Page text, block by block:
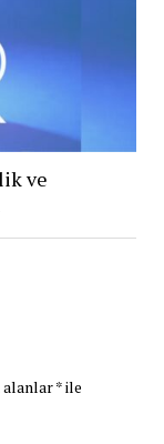
ve
alanlar*ile